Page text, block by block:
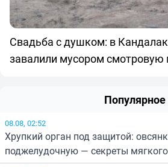
Свадьба с душком: в
завалили мусором
Популярное
08.08, 02:52
Хрупкий орган под защитой:
поджелудочную — секреты